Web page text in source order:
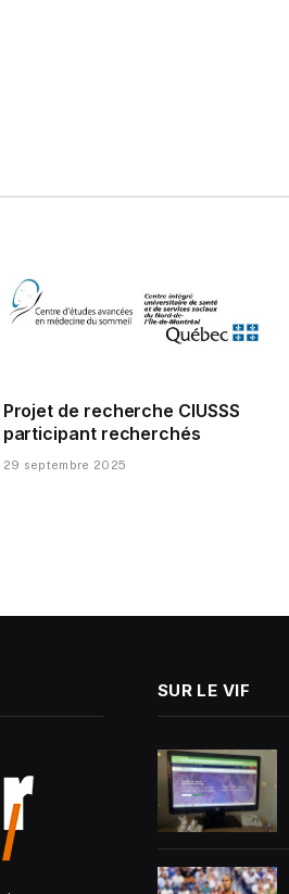
Projet de recherche CIUSSS
participant recherchés
29 septembre 2025
SUR LE VIF